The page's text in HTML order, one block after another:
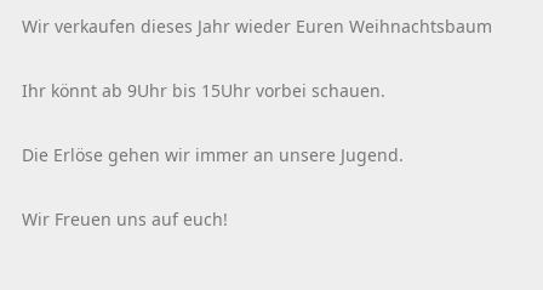
Wir verkaufen dieses Jahr wieder Euren Weihnachtsbaum
Ihr könnt ab 9Uhr bis 15Uhr vorbei schauen.
Die Erlöse gehen wir immer an unsere Jugend.
Wir Freuen uns auf euch!